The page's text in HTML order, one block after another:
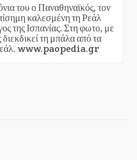
του ο Παναθηναϊκός, τον
καλεσμένη τη Ρεάλ
της Ισπανίας. Στη φωτο, με
τη μπάλα από τα
Ρεάλ. www.paopedia.gr